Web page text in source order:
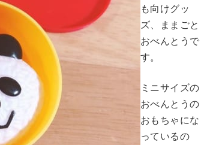
も向けグッ
ズ、ままごと
おべんとうで
す。
ミニサイズの
おべんとうの
おもちゃにな
っているの